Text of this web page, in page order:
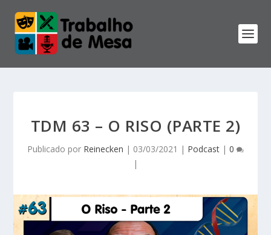
TDM 63 – O RISO (PARTE 2)
Publicado por Reinecken | 03/03/2021 | Podcast | 0
|